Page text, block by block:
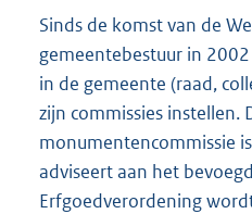
Sinds de komst van de
gemeentebestuur in
in de gemeente (raad,
zijn commissies instellen.
monumentencommissie
adviseert aan het
Erfgoedverordening